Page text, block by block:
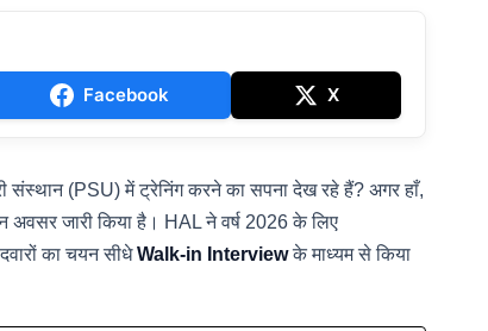
Facebook X
संस्थान (PSU) में ट्रेनिंग करने का सपना देख रहे हैं? अगर हाँ,
जारी किया है। HAL ने वर्ष 2026 के लिए
का चयन सीधेWalk-in Interviewके माध्यम से किया